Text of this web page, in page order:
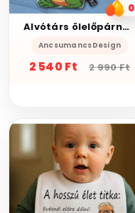
0
Alvótárs ölelőpárna kétoldalas gyermek formapárna - Dínó 25cm
AncsumancsDesign
2 540 Ft 2 990 Ft